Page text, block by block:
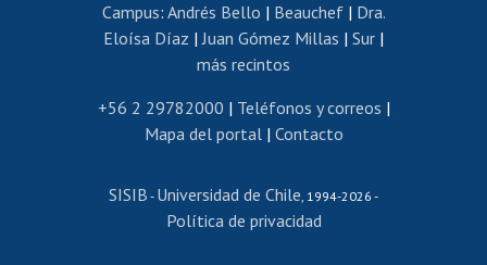
Editar páginas blancas
Extranjeras/os
Revalidación y reconocimiento de títulos
Postulación al Programa de Movilidad Estudiantil
Cursos de español
Campus: Andrés Bello | Beauchef| Dra.
Eloísa Díaz |Juan Gómez Millas | Sur |
más recintos
+56 2 29782000 | Teléfonos y correos |
Mapa del portal| Contacto
SISIB - Universidad de Chile, 1994-2026 -
Política de privacidad